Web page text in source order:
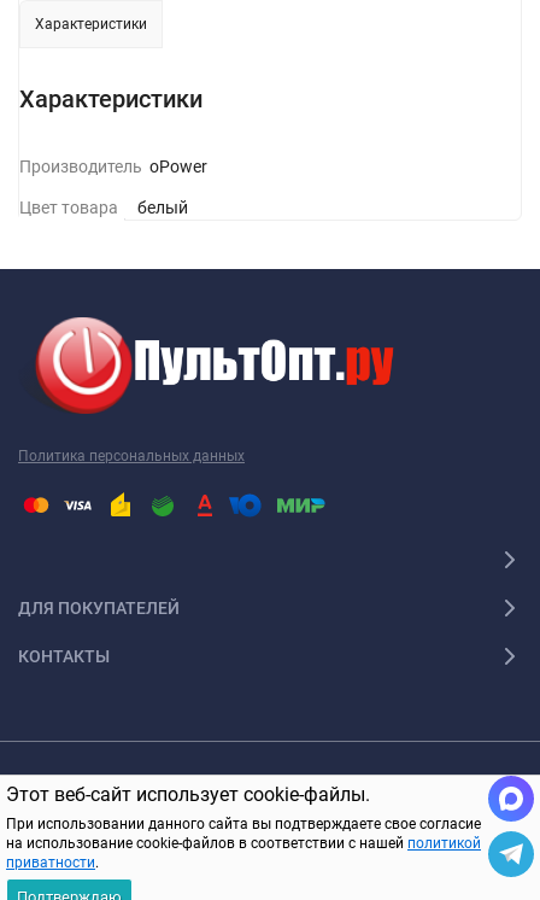
Этот веб-сайт использует cookie-файлы.
При использовании данного сайта вы подтверждаете свое согласие
на использование cookie-файлов в соответствии с нашей политикой
приватности.
В КОРЗИНУ
Характеристики
Характеристики
ПроизводительGoPower
Цвет товара белый
Политика персональных данных
ДЛЯ ПОКУПАТЕЛЕЙ
КОНТАКТЫ
© 2005-2026 ПультОпт.ру Все права защищены